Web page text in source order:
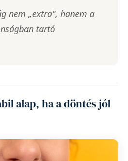
nem „extra", hanem a
tartó
alap, ha a döntés jól